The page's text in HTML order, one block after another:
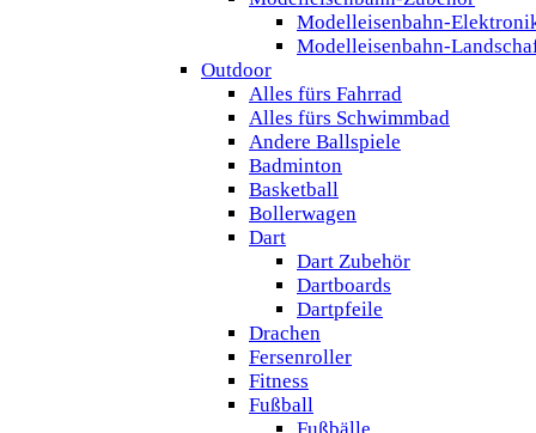
Modelleisenbahn-
Modelleisenbahn-
Outdoor
Alles fürs Fahrrad
Alles fürs Schwimmbad
Andere Ballspiele
Badminton
Basketball
Bollerwagen
Dart
Dart Zubehör
Dartboards
Dartpfeile
Drachen
Fersenroller
Fitness
Fußball